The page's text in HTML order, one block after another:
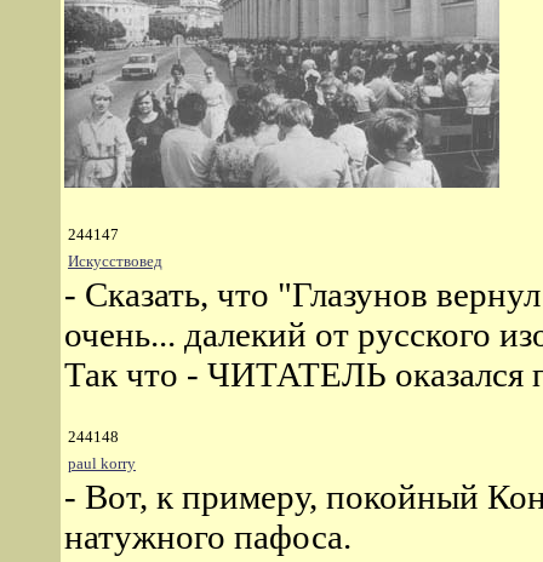
244147
Искусствовед
- Сказать, что "Глазунов
очень... далекий от русского
Так что - ЧИТАТЕЛЬ оказался
244148
paul korry
- Вот, к примеру, покойный
натужного пафоса.